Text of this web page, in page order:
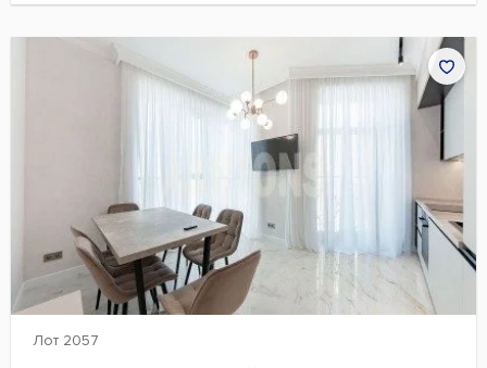
Лот 2057